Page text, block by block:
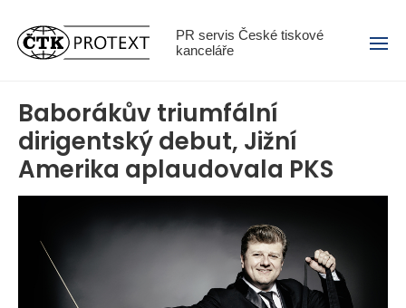
PR servis České tiskové
kanceláře
Menu
Baborákův triumfální
dirigentský debut, Jižní
Amerika aplaudovala PKS